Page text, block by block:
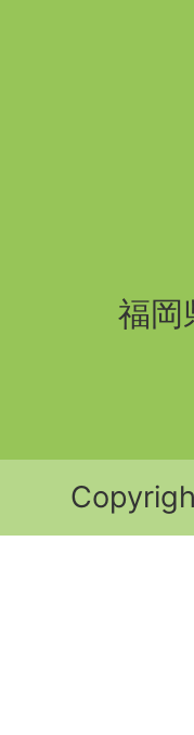
福岡